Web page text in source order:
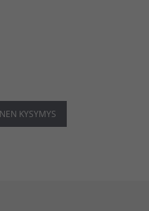
KYSYMYS